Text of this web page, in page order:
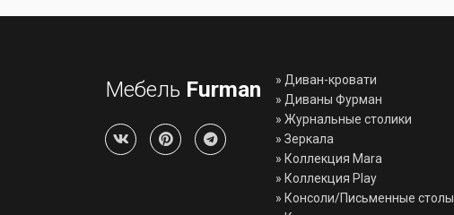
» Диван-кровати
» Диваны Фурман
» Журнальные столики
» Зеркала
» Коллекция Mara
» Коллекция Play
» Консоли/Письменные столы
Мебель Furman